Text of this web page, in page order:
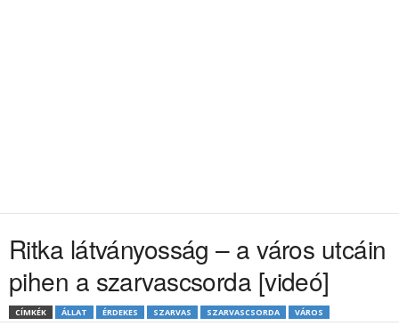
Ritka látványosság – a város utcáin
pihen a szarvascsorda [videó]
CÍMKÉK ÁLLAT ÉRDEKES SZARVAS SZARVASCSORDA VÁROS